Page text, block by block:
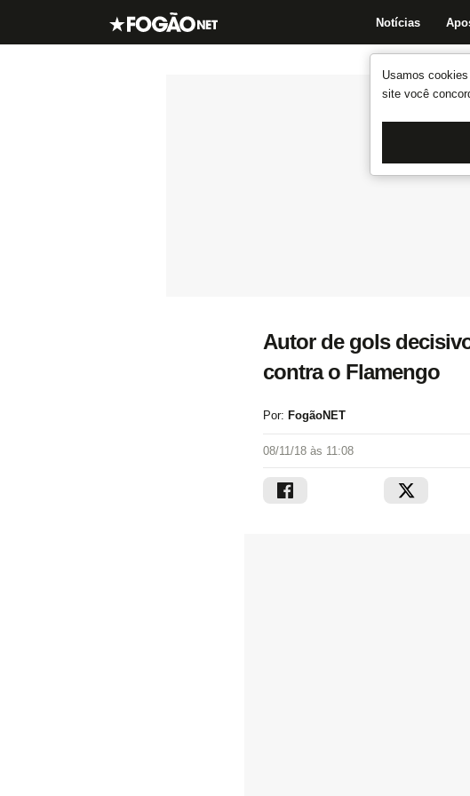
Usamos
site você
Notícias
Autor de gols
contra o Flamengo
Por: FogãoNET
08/11/18 às 11:08